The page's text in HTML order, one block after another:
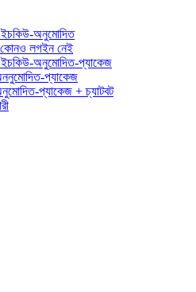
অনুমোদিত
কোনও লগইন নেই
অনুমোদিত-প্যাকেজ
প্যাকেজ
প্যাকেজ + চ্যাটবট